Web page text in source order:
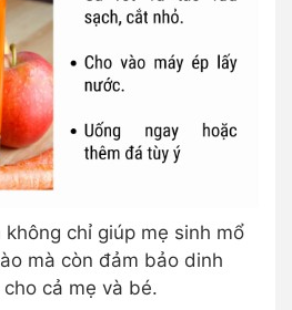
chỉ giúp mẹ sinh mổ
mà còn đảm bảo dinh
cả mẹ và bé.